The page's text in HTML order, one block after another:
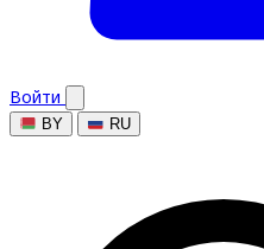
Войти
BY RU